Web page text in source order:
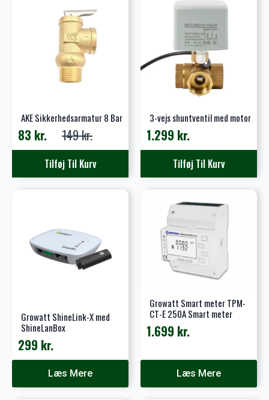
AKE Sikkerhedsarmatur 8 Bar
149kr.
Den
oprindelige
83 kr.
Den
aktuelleTilføj Til Kurv
3-vejs shuntventil med motor
1.299 kr.
Tilføj Til Kurv
Growatt ShineLink-X med
ShineLanBox
299 kr.
Læs Mere
Growatt Smart meter TPM-
CT-E 250A Smart meter
1.699 kr.
Læs Mere